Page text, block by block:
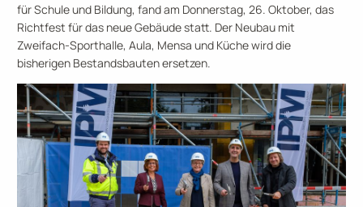
für Schule und Bildung, fand am Donnerstag, 26. Oktober, das
Richtfest für das neue Gebäude statt. Der Neubau mit
Zweifach-Sporthalle, Aula, Mensa und Küche wird die
bisherigen Bestandsbauten ersetzen.